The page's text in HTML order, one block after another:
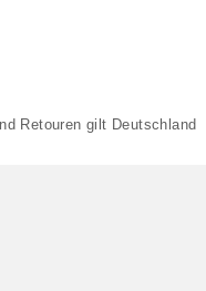
Retouren gilt Deutschland